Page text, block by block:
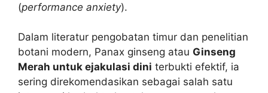
(performance anxiety).
Dalam literatur pengobatan timur dan penelitian
botani modern, Panax ginseng atau Ginseng
Merah untuk ejakulasi dini terbukti efektif, ia
sering direkomendasikan sebagai salah satu